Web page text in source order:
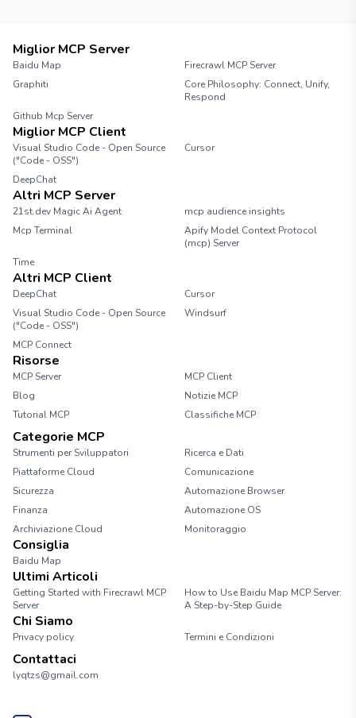
Miglior MCP Server
Baidu Map
Firecrawl MCP Server
Graphiti
Core Philosophy: Connect, Unify,
Respond
Github Mcp Server
Miglior MCP Client
Visual Studio Code - Open Source
("Code - OSS")
Cursor
DeepChat
Altri MCP Server
21st.dev Magic Ai Agent
mcp audience insights
Mcp Terminal
Apify Model Context Protocol
(mcp) Server
Time
Altri MCP Client
DeepChat
Cursor
Visual Studio Code - Open Source
("Code - OSS")
Windsurf
MCP Connect
Risorse
MCP Server
MCP Client
Blog
Notizie MCP
Tutorial MCP
Classifiche MCP
Categorie MCP
Strumenti per Sviluppatori
Ricerca e Dati
Piattaforme Cloud
Comunicazione
Sicurezza
Automazione Browser
Finanza
Automazione OS
Archiviazione Cloud
Monitoraggio
Consiglia
Baidu Map
Ultimi Articoli
Getting Started with Firecrawl MCP
Server
How to Use Baidu Map MCP Server:
A Step-by-Step Guide
Chi Siamo
Privacy policy Termini e Condizioni
Contattaci
lyqtzs@gmail.com